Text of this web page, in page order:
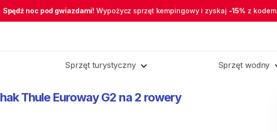
Spędź noc pod gwiazdami! Wypożycz sprzęt kempingowy i zyskaj -15% z kodem
Sprzęt turystyczny Sprzęt wodny
hak Thule Euroway G2 na 2 rowery